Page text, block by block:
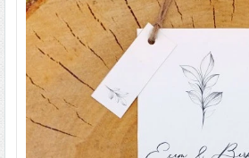
KATALOGLAR
LÜKS DAVETIYELER
NIKAH ŞEKERLERI